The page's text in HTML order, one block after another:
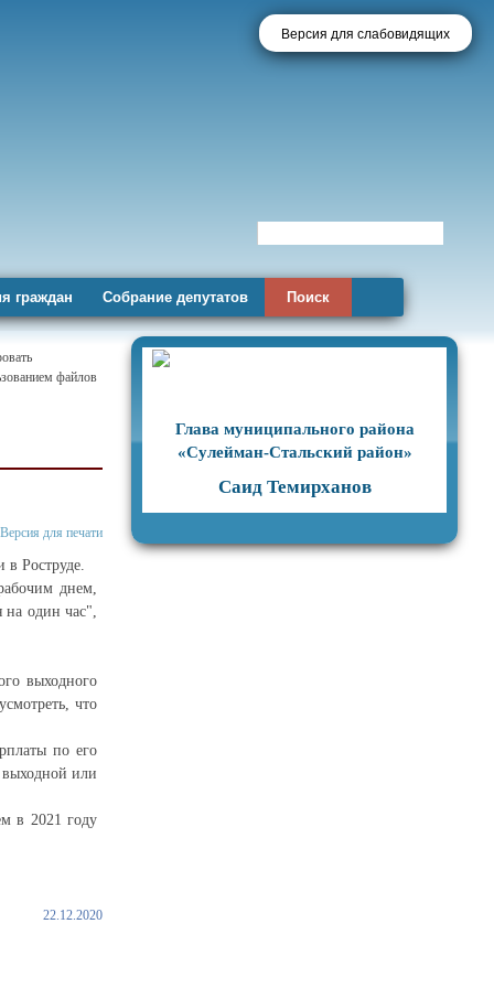
Версия для слабовидящих
граждан Собрание депутатов Поиск
файлов
Версия для печати
в Роструде.
днем,
на один час",
выходного
что
по его
выходной или
в 2021 году
22.12.2020
Глава муниципального района
«Сулейман-Стальский район»
Саид Темирханов